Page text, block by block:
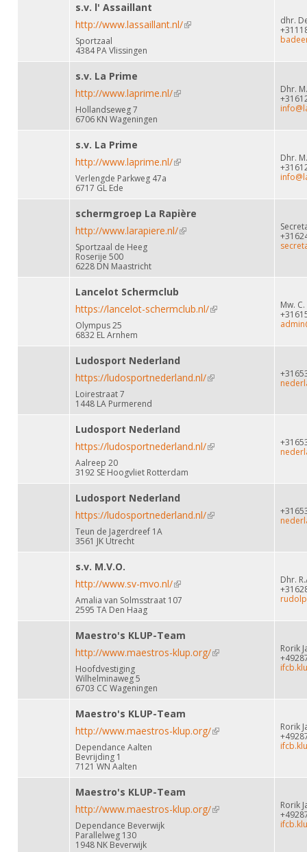
s.v. l' Assaillant
http://www.lassaillant.nl/(link is external)
Sportzaal
4384 PA Vlissingen
dhr.
s.v. La Prime
http://www.laprime.nl/(link is external)
Hollandseweg 7
6706 KN Wageningen
Dhr.
s.v. La Prime
http://www.laprime.nl/(link is external)
Verlengde Parkweg 47a
6717 GL Ede
Dhr.
schermgroep La Rapière
http://www.larapiere.nl/(link is external)
Sportzaal de Heeg
Roserije 500
6228 DN Maastricht
Lancelot Schermclub
https://lancelot-schermclub.nl/(link is external)
Olympus 25
6832 EL Arnhem
Mw.
Ludosport Nederland
https://ludosportnederland.nl/(link is external)
Loirestraat 7
1448 LA Purmerend
Ludosport Nederland
https://ludosportnederland.nl/(link is external)
Aalreep 20
3192 SE Hoogvliet Rotterdam
Ludosport Nederland
https://ludosportnederland.nl/(link is external)
Teun de Jagerdreef 1A
3561 JK Utrecht
s.v. M.V.O.
http://www.sv-mvo.nl/(link is external)
Amalia van Solmsstraat 107
2595 TA Den Haag
Dhr.
Maestro's KLUP-Team
http://www.maestros-klup.org/(link is external)
Hoofdvestiging
Wilhelminaweg 5
6703 CC Wageningen
Rorik
Maestro's KLUP-Team
http://www.maestros-klup.org/(link is external)
Dependance Aalten
Bevrijding 1
7121 WN Aalten
Rorik
Maestro's KLUP-Team
http://www.maestros-klup.org/(link is external)
Dependance Beverwijk
Parallelweg 130
1948 NK Beverwijk
Rorik